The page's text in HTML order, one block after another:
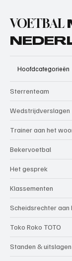
VOETBAL
Hoofdcategorieën
Sterrenteam
Wedstrijdverslagen
Trainer aan het
Bekervoetbal
Het gesprek
Klassementen
Scheidsrechter aan
Toko Roko TOTO
Standen & uitslagen